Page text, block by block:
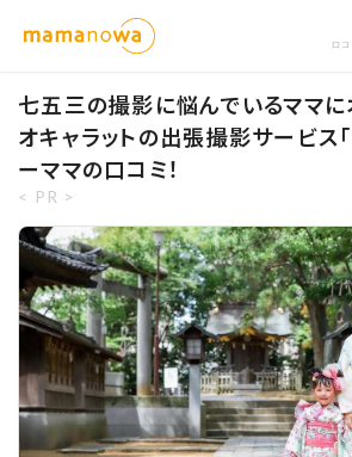
口コ
七五三の撮影に悩んでいるママに
オキャラットの出張撮影サービス
ーママの口コミ！
< PR >